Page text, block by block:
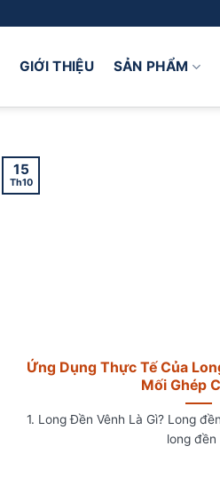
GIỚI THIỆU SẢN PHẨM
Ứng Dụng Thực Tế Của
Mối Ghép
1. Long Đền Vênh Là Gì? Long
long đền
15
Th10